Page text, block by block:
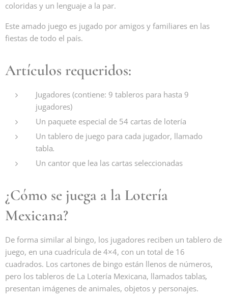
coloridas y un lenguaje a la par.
Este amado juego es jugado por amigos y familiares en las
fiestas de todo el país.
Artículos requeridos:
Jugadores (contiene: 9 tableros para hasta 9
jugadores)
Un paquete especial de 54 cartas de lotería
Un tablero de juego para cada jugador, llamado
tabla.
Un cantor que lea las cartas seleccionadas
¿Cómo se juega a la Lotería
Mexicana?
De forma similar al bingo, los jugadores reciben un tablero de
juego, en una cuadrícula de 4×4, con un total de 16
cuadrados. Los cartones de bingo están llenos de números,
pero los tableros de La Lotería Mexicana, llamados tablas,
presentan imágenes de animales, objetos y personajes.